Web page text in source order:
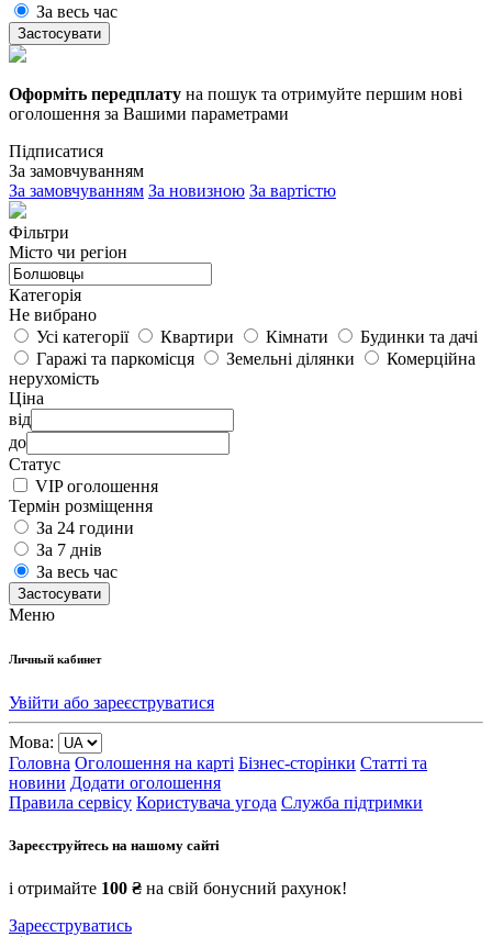
За весь час
Застосувати
Оформіть передплату на пошук та отримуйте першим нові
оголошення за Вашими параметрами
Підписатися
За замовчуванням
За замовчуванням За новизною За вартістю
Фільтри
Місто чи регіон
Категорія
Не вибрано
Усі категорії
Квартири Кімнати
Будинки та дачі
Гаражі та паркомісця
Земельні ділянки
Комерційна
нерухомість
Ціна
від
до
Статус
VIP оголошення
Термін розміщення
За 24 години
За 7 днів
За весь час
Застосувати
Меню
Личный кабинет
Увійти або зареєструватися
Мова:
Головна Оголошення на карті Бізнес-сторінки Статті та
новини Додати оголошення
Правила сервісу Користувача угода Служба підтримки
Зареєструйтесь на нашому сайті
і отримайте 100 ₴ на свій бонусний рахунок!
Зареєструватись